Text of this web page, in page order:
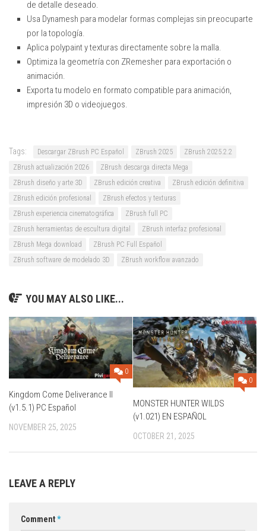
de detalle deseado.
Usa Dynamesh para modelar formas complejas sin preocuparte
por la topología.
Aplica polypaint y texturas directamente sobre la malla.
Optimiza la geometría con ZRemesher para exportación o
animación.
Exporta tu modelo en formato compatible para animación,
impresión 3D o videojuegos.
Tags: Descargar ZBrush PC Español ZBrush 2025
ZBrush 2025.2.2
ZBrush actualización 2026
ZBrush descarga directa Mega
ZBrush diseño y arte 3D
ZBrush edición creativa
ZBrush edición definitiva
ZBrush edición profesional
ZBrush efectos y texturas
ZBrush experiencia cinematográfica
ZBrush full PC
ZBrush herramientas de escultura digital
ZBrush interfaz profesional
ZBrush Mega download
ZBrush PC Full Español
ZBrush software de modelado 3D
ZBrush workflow avanzado
YOU MAY ALSO LIKE...
0
Kingdom Come Deliverance II
(v1.5.1) PC Español
NOVEMBER 25, 2025
0
MONSTER HUNTER WILDS
(v1.021) EN ESPAÑOL
OCTOBER 21, 2025
LEAVE A REPLY
Comment*